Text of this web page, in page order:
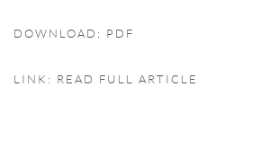
DOWNLOAD: PDF
LINK: READ FULL ARTICLE